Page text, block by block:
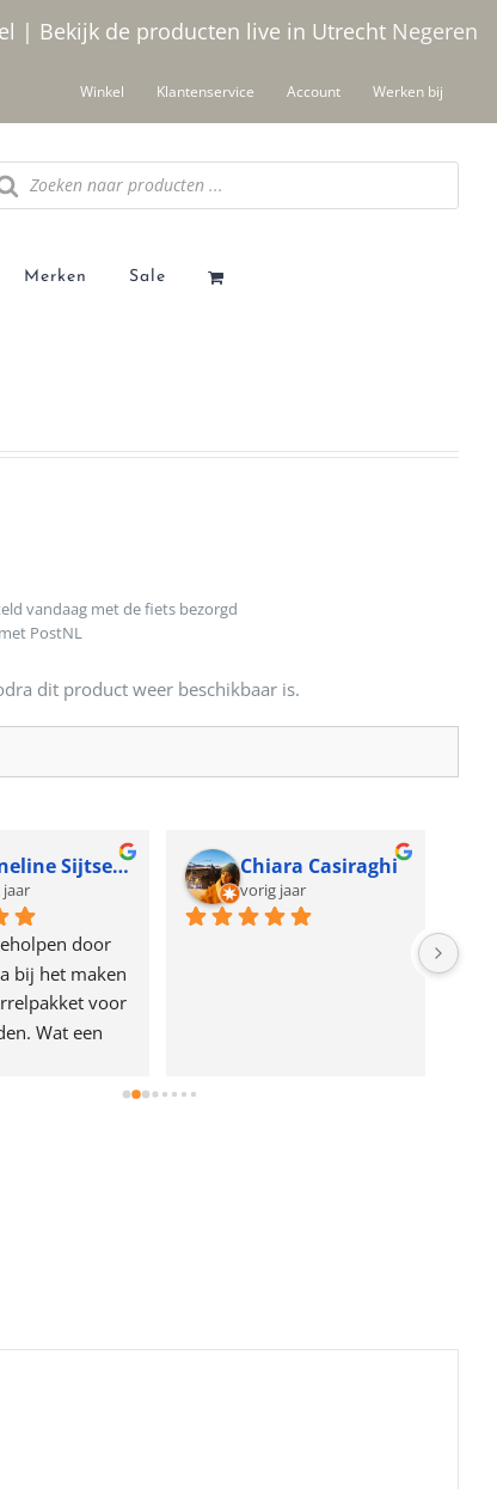
| Bekijk de producten live in Utrecht Negeren
Winkel Klantenservice Account Werken bij
Merken Sale
vandaag met de fiets bezorgd
PostNL
dit product weer beschikbaar is.
Corneline Sijtsema
door
bij het maken
voor
Wat een
Chiara Casiraghi
vorig jaar